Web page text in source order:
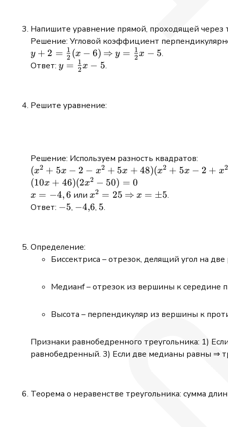
Напишите уравнение прямой, проходящей через
Решение: Угловой коэффициент
y + 2 =
\frac{1}
y + 2 = 2
1 (x − 6) \Rightarrow
⇒ y =
y = 2
1 x − 5.
Ответ: y =
y = 2
1x − 5.
Решите уравнение:
Решение: Используем разность квадратов:
(x^2
+5x -2
-x^2
+5x
+x^2
-5x
(x2 + 5x − 2 − x2 + 5x + 48)(x2 + 5x − 2 + x2
(10x
+46)
(2x^2
(10x + 46)(2x2 − 50) = 0
x =
-4,6
x = −4,6 или x^2
=25
x2 = 25 \Rightarrow
⇒ x =
x = ±5.
Ответ: -5
−5, -4{,}6
−4,6, 5
5.
Определение:
Биссектриса – отрезок, делящий угол на
Медианf – отрезок из вершины к середине
Высота – перпендикуляр из вершины к
Признаки равнобедренного треугольника: 1)
равнобедренный. 3) Если две медианы равны ⇒
Теорема о неравенстве треугольника: сумма